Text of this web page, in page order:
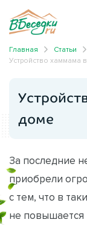
Главная Статьи
Устройство хаммама
доме
За последние
приобрели
с тем, что в
не повышается